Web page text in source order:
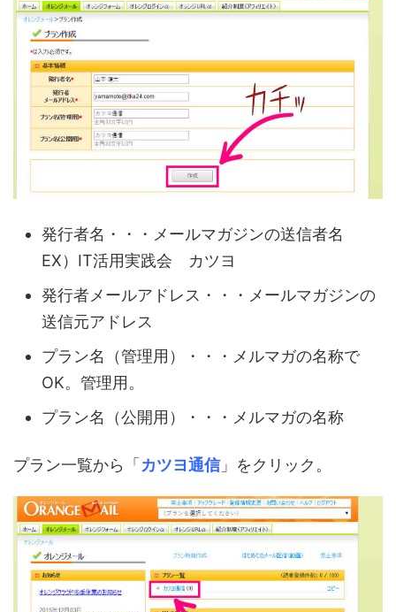
発行者名・・・メールマガジンの送信者名
EX）IT活用実践会 カツヨ
発行者メールアドレス・・・メールマガジンの
送信元アドレス
プラン名（管理用）・・・メルマガの名称で
OK。管理用。
プラン名（公開用）・・・メルマガの名称
プラン一覧から「 カツヨ通信」をクリック。